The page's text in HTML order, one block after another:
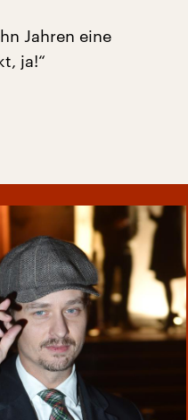
Jahren eine
ja!“